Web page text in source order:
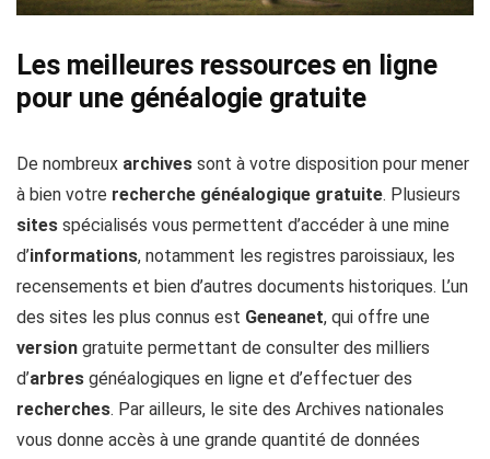
Les meilleures ressources en ligne
pour une généalogie gratuite
De nombreux archives sont à votre disposition pour mener
à bien votre recherche généalogique gratuite. Plusieurs
sites spécialisés vous permettent d’accéder à une mine
d’informations, notamment les registres paroissiaux, les
recensements et bien d’autres documents historiques. L’un
des sites les plus connus est Geneanet, qui offre une
version gratuite permettant de consulter des milliers
d’arbres généalogiques en ligne et d’effectuer des
recherches. Par ailleurs, le site des Archives nationales
vous donne accès à une grande quantité de données